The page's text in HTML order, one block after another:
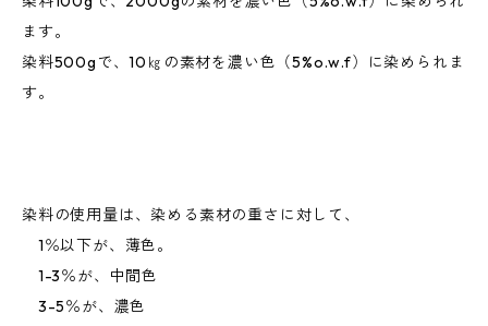
ます。
染料500gで、10㎏の素材を濃い色（5%o.w.f）に染められま
す。
染料の使用量は、染める素材の重さに対して、
1％以下が、薄色。
1-3％が、中間色
3-5％が、濃色